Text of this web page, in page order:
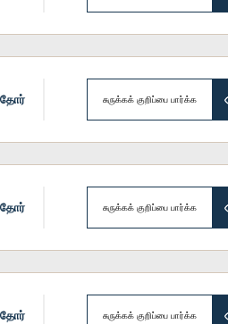
சுருக்கக் குறிப்பை பார்க்க
சுருக்கக் குறிப்பை பார்க்க
சுருக்கக் குறிப்பை பார்க்க